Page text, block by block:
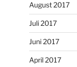
August 2017
Juli 2017
Juni 2017
April 2017